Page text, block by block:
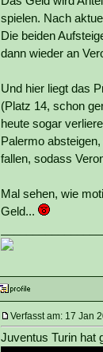
spielen. Nach
Die beiden
dann wieder an
Und hier liegt das
(Platz 14, schon
heute sogar
Palermo
fallen, sodass
Mal sehen, wie
Geld...
Verfasst am: 17 Jan
Juventus Turin hat